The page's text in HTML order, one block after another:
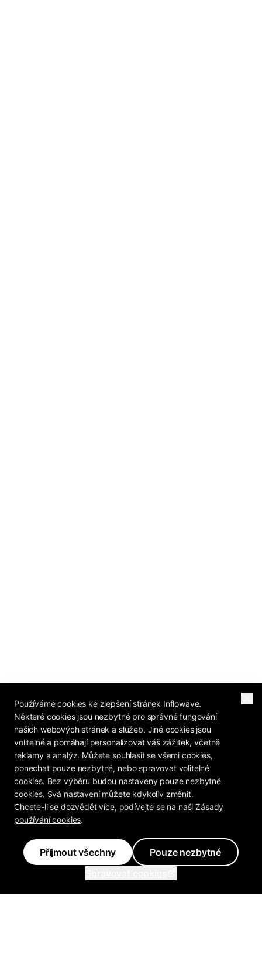
Používáme cookies ke zlepšení stránek Inflowave.
Některé cookies jsou nezbytné pro správné fungování
našich webových stránek a služeb. Jiné cookies jsou
volitelné a pomáhají personalizovat váš zážitek, včetně
reklamy a analýz. Můžete souhlasit se všemi cookies,
ponechat pouze nezbytné, nebo spravovat volitelné
cookies. Bez výběru budou nastaveny pouze nezbytné
cookies. Svá nastavení můžete kdykoliv změnit.
Chcete-li se dozvědět více, podívejte se na našiZásady
používání cookies.
Přijmout všechny
Pouze nezbytné